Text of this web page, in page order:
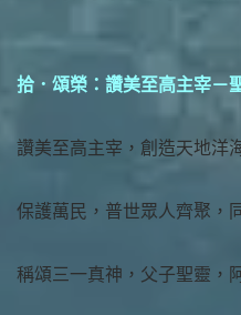
拾．頌榮：讚美至高主宰－
讚美至高主宰，創造天地洋
保護萬民，普世眾人齊聚，
稱頌三一真神，父子聖靈，